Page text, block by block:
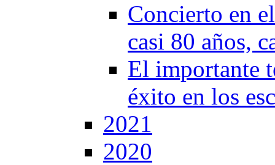
Concierto en
casi 80 años,
El importante
éxito en los
2021
2020